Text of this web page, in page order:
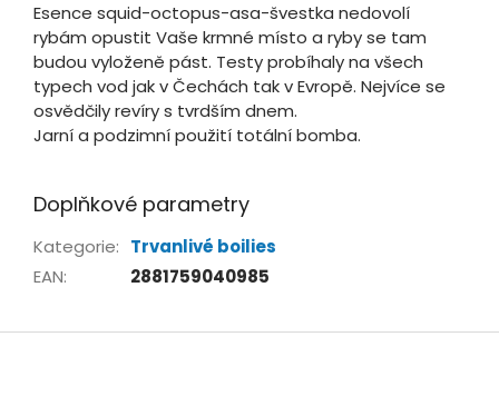
Esence squid-octopus-asa-švestka nedovolí
rybám opustit Vaše krmné místo a ryby se tam
budou vyloženě pást. Testy probíhaly na všech
typech vod jak v Čechách tak v Evropě. Nejvíce se
osvědčily revíry s tvrdším dnem.
Jarní a podzimní použití totální bomba.
Doplňkové parametry
Kategorie: Trvanlivé boilies
EAN: 2881759040985
Z